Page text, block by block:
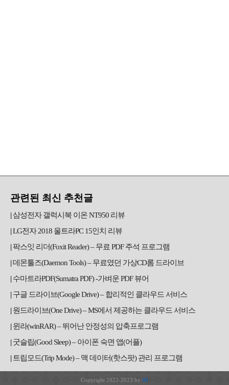
관련된 최신 추천글
삼성전자 갤럭시북 이온 NT950 리뷰
LG전자 2018 울트라PC 15인치 리뷰
팍스잇 리더(Foxit Reader) – 무료 PDF 주석 프로그램
데몬툴즈(Daemon Tools) – 무료였던 가상CD롬 드라이브
수마트라PDF(Sumatra PDF) -가벼운 PDF 뷰어
구글 드라이브(Google Drive) – 합리적인 클라우드 서비스
원드라이브(One Drive) – MS에서 제공하는 클라우드 서비스
윈라(winRAR) – 뛰어난 안정성의 압축프로그램
굿슬립(Good Sleep) – 아이폰 숙면 앱(어플)
트립모드(Trip Mode) – 맥 데이터(핫스팟) 관리 프로그램
Copyright 2022-2023 by JH